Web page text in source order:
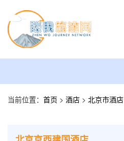
当前位置： 首页 > 酒店 > 北京市酒店